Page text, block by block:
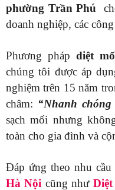
phường Trần Phú
doanh nghiệp, các
Phương phápdiệt
chúng tôi được áp
nghiệm trên 15 năm
châm: “Nhanh
sạch mối nhưng
toàn cho gia đình và
Đáp ứng theo nhu cầu
Hà Nội cũng như